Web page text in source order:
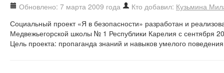
Обновлено: 7 марта 2009 года Кто добавил: Кузьмина
Социальный проект «Я в безопасности» разработан и
Медвежьегорской школы № 1 Республики Карелия с сентября
Цель проекта: пропаганда знаний и навыков умелого